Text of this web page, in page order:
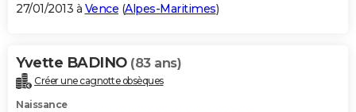
27/01/2013 à Vence (Alpes-Maritimes)
Yvette BADINO (83 ans)
Créer une cagnotte obsèques
Naissance